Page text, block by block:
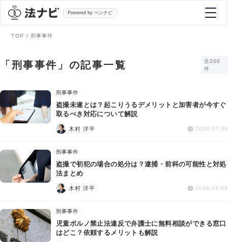
Powered by ベンナビ
全て
法律相談
債務整理
交通事故
弁護士を探す
おすすめ弁護士診断
AI Search Premium
掲載をご検討の弁護士の方へ
TOP 刑事事件
「刑事事件」の記事一覧
全200
件
刑事事件
盗撮未遂とは？起こりうるデメリットと加害者が今すぐ
取るべき対応について解説
木村 洋平 2026.07.03
刑事事件
盗撮で初犯の場合の処分は？逮捕・前科の可能性と対処
法まとめ
木村 洋平 2026.07.03
刑事事件
児童ポルノ禁止法違反で弁護士に無料相談ができる窓口
はどこ？依頼するメリットも解説